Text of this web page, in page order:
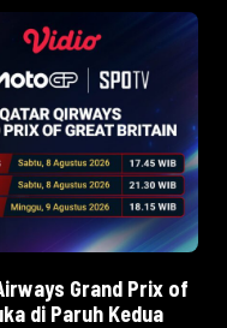
Grand Prix of
di Paruh Kedua